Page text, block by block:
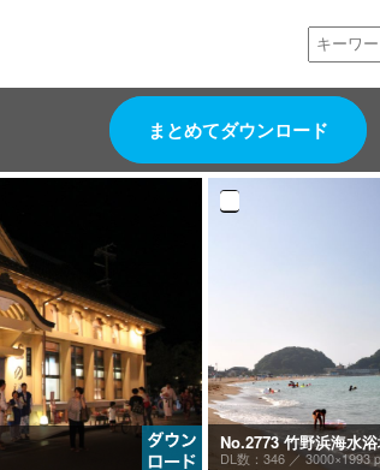
まとめてダウンロード
No.2773 竹野浜海水
DL数：346 ／ 3000×1993